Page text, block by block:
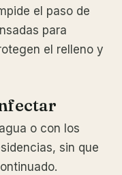
el paso de
para
el relleno y
o con los
sin que